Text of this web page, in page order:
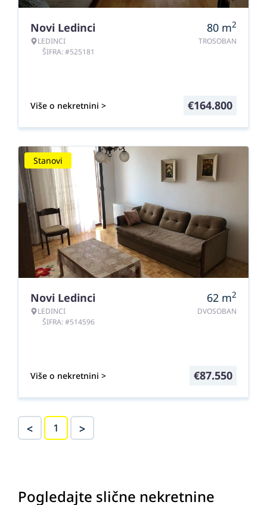
Novi Ledinci
LEDINCI
ŠIFRA: #525181
80 m2
TROSOBAN
Više o nekretnini > €164.800
Stanovi
Novi Ledinci
LEDINCI
ŠIFRA: #514596
62 m2
DVOSOBAN
Više o nekretnini > €87.550
< 1 >
Pogledajte slične nekretnine